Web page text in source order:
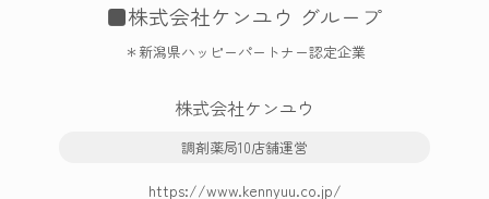
■株式会社ケンユウ グループ
＊新潟県ハッピーパートナー認定企業
株式会社ケンユウ
調剤薬局10店舗運営
https://www.kennyuu.co.jp/